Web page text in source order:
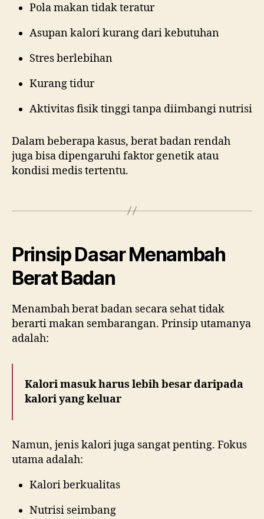
Pola makan tidak teratur
Asupan kalori kurang dari kebutuhan
Stres berlebihan
Kurang tidur
Aktivitas fisik tinggi tanpa diimbangi nutrisi
Dalam beberapa kasus, berat badan rendah
juga bisa dipengaruhi faktor genetik atau
kondisi medis tertentu.
Prinsip Dasar Menambah
Berat Badan
Menambah berat badan secara sehat tidak
berarti makan sembarangan. Prinsip utamanya
adalah:
Kalori masuk harus lebih besar daripada
kalori yang keluar
Namun, jenis kalori juga sangat penting. Fokus
utama adalah:
Kalori berkualitas
Nutrisi seimbang